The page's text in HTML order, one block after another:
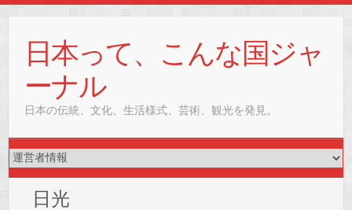
content日本って、こんな国ジャ
ーナル
日本の伝統、文化、生活様式、芸術、観光を発見。
日光